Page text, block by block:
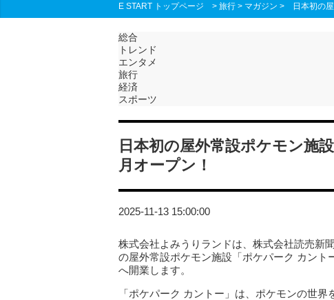
E START トップページ > 旅行 > マガジン > 日本初の
総合
トレンド
エンタメ
旅行
経済
スポーツ
日本初の屋外常設ポケモン施
月オープン！
2025-11-13 15:00:00
株式会社よみうりランドは、株式会社読売新
の屋外常設ポケモン施設「ポケパーク カント
へ開業します。
「ポケパーク カントー」は、ポケモンの世